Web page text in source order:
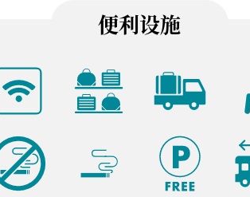
便利设施